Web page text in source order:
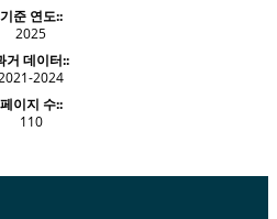
기준 연도::
2025
거 데이터::
2024
페이지 수::
110